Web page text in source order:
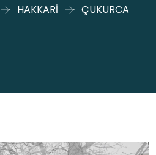
HAKKARİ ÇUKURCA